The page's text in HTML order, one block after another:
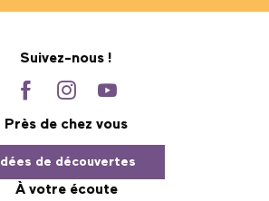
Suivez-nous !
Près de chez vous
Idées de découvertes
À votre écoute